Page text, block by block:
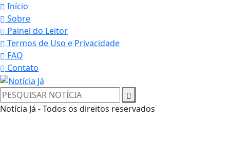
Início
Sobre
Painel do Leitor
Termos de Uso e Privacidade
FAQ
Contato
Notícia Já - Todos os direitos reservados